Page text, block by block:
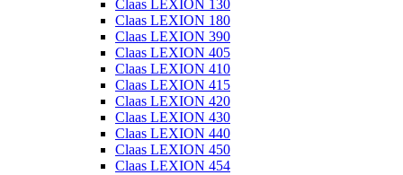
Claas LEXION 130
Claas LEXION 180
Claas LEXION 390
Claas LEXION 405
Claas LEXION 410
Claas LEXION 415
Claas LEXION 420
Claas LEXION 430
Claas LEXION 440
Claas LEXION 450
Claas LEXION 454